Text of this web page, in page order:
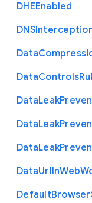
DHEEnabled
DNS
Data
DataControls
DataLeak
DataLeak
DataLeak
DataUrlInWeb
DefaultBrowser